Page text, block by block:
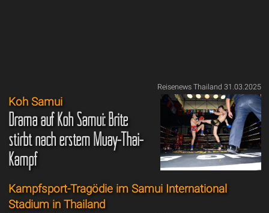
Reisenews Thailand 31.03.2025
Koh Samui
Drama auf Koh Samui: Brite
stirbt nach erstem Muay-Thai-
Kampf
Kampfsport-Tragödie im Samui International
Stadium in Thailand